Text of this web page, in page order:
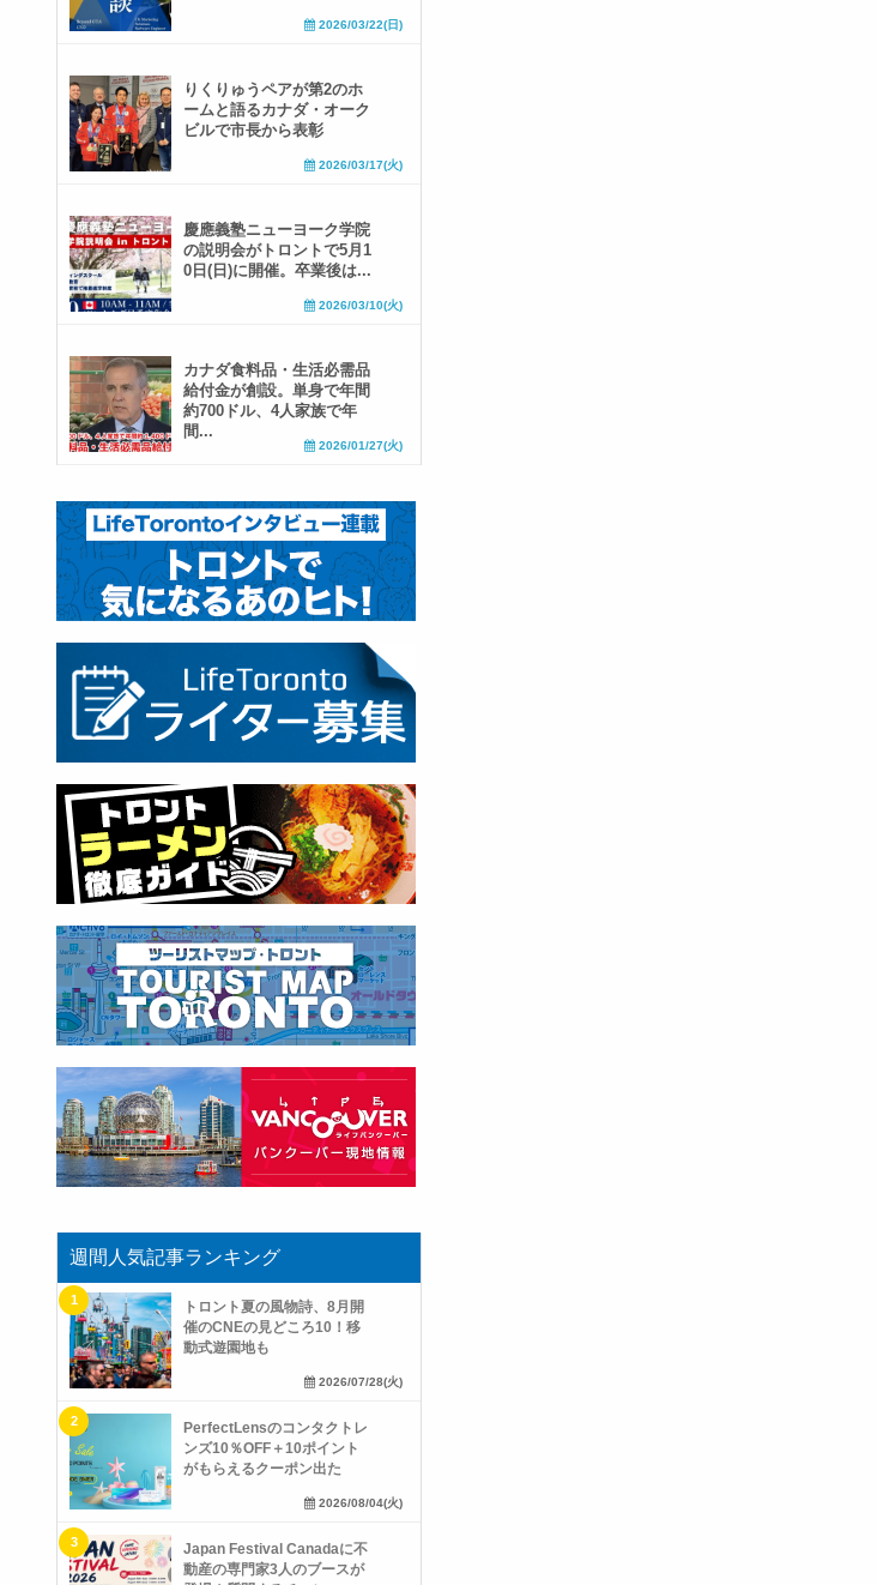
2026/03/22(日)
りくりゅうペアが第2のホ
ームと語るカナダ・オーク
ビルで市長から表彰
2026/03/17(火)
慶應義塾ニューヨーク学院
の説明会がトロントで5月1
0日(日)に開催。卒業後は...
2026/03/10(火)
カナダ食料品・生活必需品
給付金が創設。単身で年間
約700ドル、4人家族で年
間...
2026/01/27(火)
週間人気記事ランキング
トロント夏の風物詩、8月開
催のCNEの見どころ10！移
動式遊園地も
2026/07/28(火)
PerfectLensのコンタクトレ
ンズ10％OFF＋10ポイント
がもらえるクーポン出た
2026/08/04(火)
Japan Festival Canadaに不
動産の専門家3人のブースが